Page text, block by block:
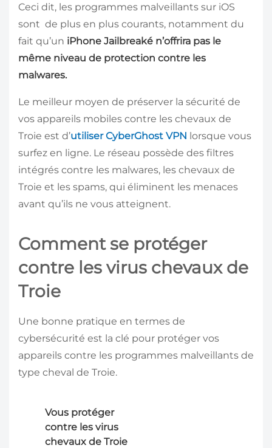
Ceci dit, les programmes malveillants sur iOS
sont de plus en plus courants, notamment du
fait qu’un iPhone Jailbreaké n’offrira pas le
même niveau de protection contre les
malwares.
Le meilleur moyen de préserver la sécurité de
vos appareils mobiles contre les chevaux de
Troie est d’utiliser CyberGhost VPN lorsque vous
surfez en ligne. Le réseau possède des filtres
intégrés contre les malwares, les chevaux de
Troie et les spams, qui éliminent les menaces
avant qu’ils ne vous atteignent.
Comment se protéger
contre les virus chevaux de
Troie
Une bonne pratique en termes de
cybersécurité est la clé pour protéger vos
appareils contre les programmes malveillants de
type cheval de Troie.
Vous protéger
contre les virus
chevaux de Troie